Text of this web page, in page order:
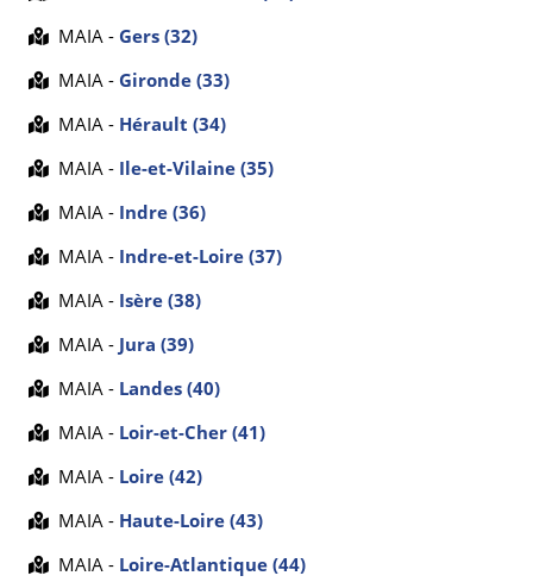
MAIA - Gers (32)
MAIA - Gironde (33)
MAIA - Hérault (34)
MAIA - Ile-et-Vilaine (35)
MAIA - Indre (36)
MAIA - Indre-et-Loire (37)
MAIA - Isère (38)
MAIA - Jura (39)
MAIA - Landes (40)
MAIA - Loir-et-Cher (41)
MAIA - Loire (42)
MAIA - Haute-Loire (43)
MAIA - Loire-Atlantique (44)